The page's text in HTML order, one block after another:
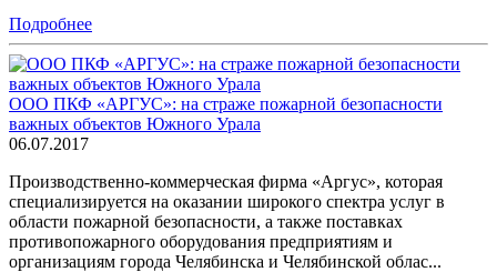
Подробнее
ООО ПКФ «АРГУС»: на страже пожарной безопасности
важных объектов Южного Урала
06.07.2017
Производственно-коммерческая фирма «Аргус», которая
специализируется на оказании широкого спектра услуг в
области пожарной безопасности, а также поставках
противопожарного оборудования предприятиям и
организациям города Челябинска и Челябинской облас...